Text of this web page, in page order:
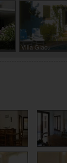
Villa Giacu